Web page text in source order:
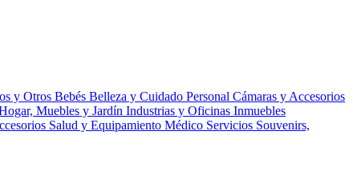
y Otros Bebés Belleza y Cuidado Personal Cámaras y Accesorios
Muebles y Jardín Industrias y Oficinas Inmuebles
Salud y Equipamiento Médico Servicios Souvenirs,